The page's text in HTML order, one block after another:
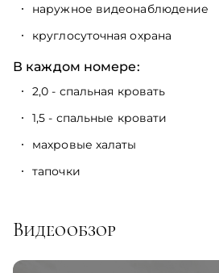
наружное видеонаблюдение
круглосуточная охрана
В каждом номере:
2,0 - спальная кровать
1,5 - спальные кровати
махровые халаты
тапочки
Видеообзор